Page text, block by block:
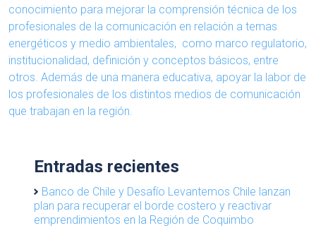
conocimiento para mejorar la comprensión técnica de los
profesionales de la comunicación en relación a temas
energéticos y medio ambientales, como marco regulatorio,
institucionalidad, definición y conceptos básicos, entre
otros. Además de una manera educativa, apoyar la labor de
los profesionales de los distintos medios de comunicación
que trabajan en la región.
Entradas recientes
Banco de Chile y Desafío Levantemos Chile lanzan
plan para recuperar el borde costero y reactivar
emprendimientos en la Región de Coquimbo